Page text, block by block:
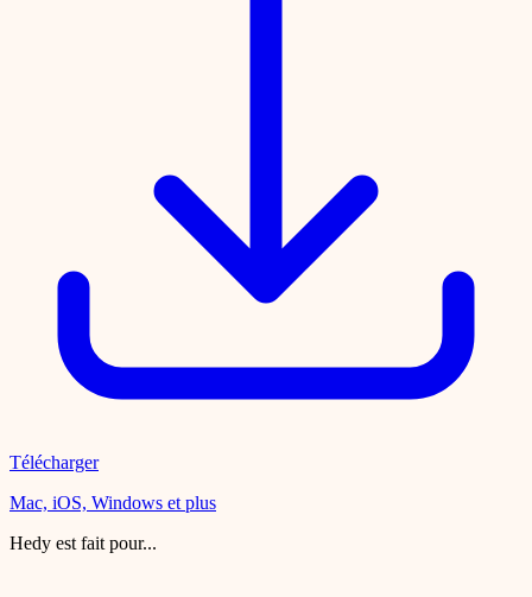
Télécharger
Mac, iOS, Windows et plus
Hedy est fait pour...